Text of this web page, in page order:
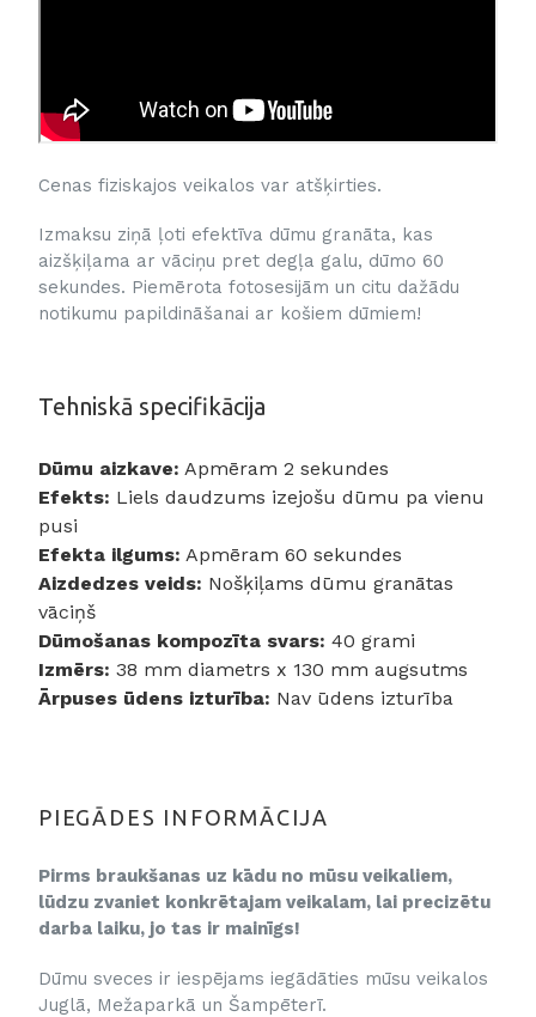
Cenas fiziskajos veikalos var atšķirties.
Izmaksu ziņā ļoti efektīva dūmu granāta, kas
aizšķiļama ar vāciņu pret degļa galu, dūmo 60
sekundes. Piemērota fotosesijām un citu dažādu
notikumu papildināšanai ar košiem dūmiem!
Tehniskā specifikācija
Dūmu aizkave: Apmēram 2 sekundes
Efekts: Liels daudzums izejošu dūmu pa vienu
pusi
Efekta ilgums: Apmēram 60 sekundes
Aizdedzes veids: Nošķiļams dūmu granātas
vāciņš
Dūmošanas kompozīta svars: 40 grami
Izmērs: 38 mm diametrs x 130 mm augsutms
Ārpuses ūdens izturība: Nav ūdens izturība
PIEGĀDES INFORMĀCIJA
Pirms braukšanas uz kādu no mūsu veikaliem,
lūdzu zvaniet konkrētajam veikalam, lai precizētu
darba laiku, jo tas ir mainīgs!
Dūmu sveces ir iespējams iegādāties mūsu veikalos
Juglā, Mežaparkā un Šampēterī.